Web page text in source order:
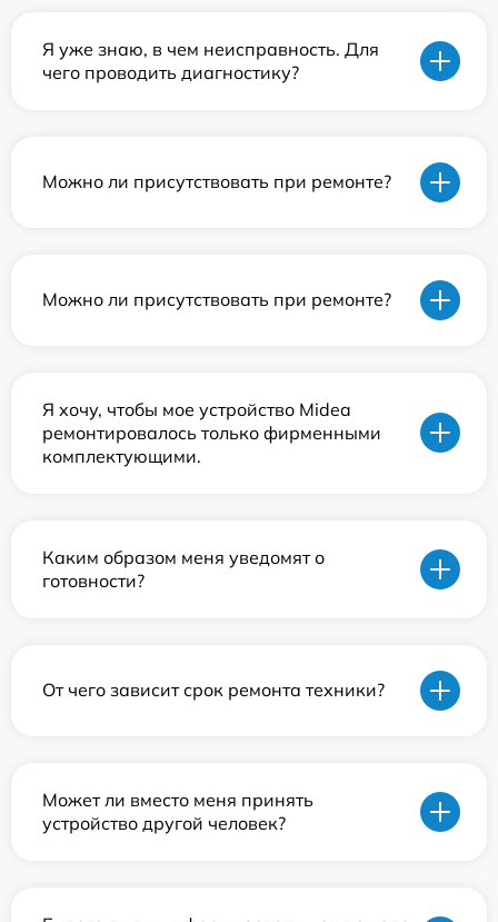
Я уже знаю, в чем неисправность. Для
чего проводить диагностику?
Можно ли присутствовать при ремонте?
Можно ли присутствовать при ремонте?
Я хочу, чтобы мое устройство Midea
ремонтировалось только фирменными
комплектующими.
Каким образом меня уведомят о
готовности?
От чего зависит срок ремонта техники?
Может ли вместо меня принять
устройство другой человек?